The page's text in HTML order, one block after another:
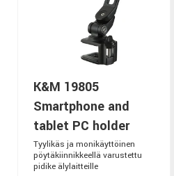
K&M 19805
Smartphone and
tablet PC holder
Tyylikäs ja monikäyttöinen
pöytäkiinnikkeellä varustettu
pidike älylaitteille